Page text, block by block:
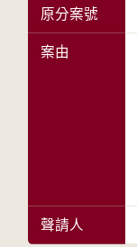
原分案號
案由
聲請人